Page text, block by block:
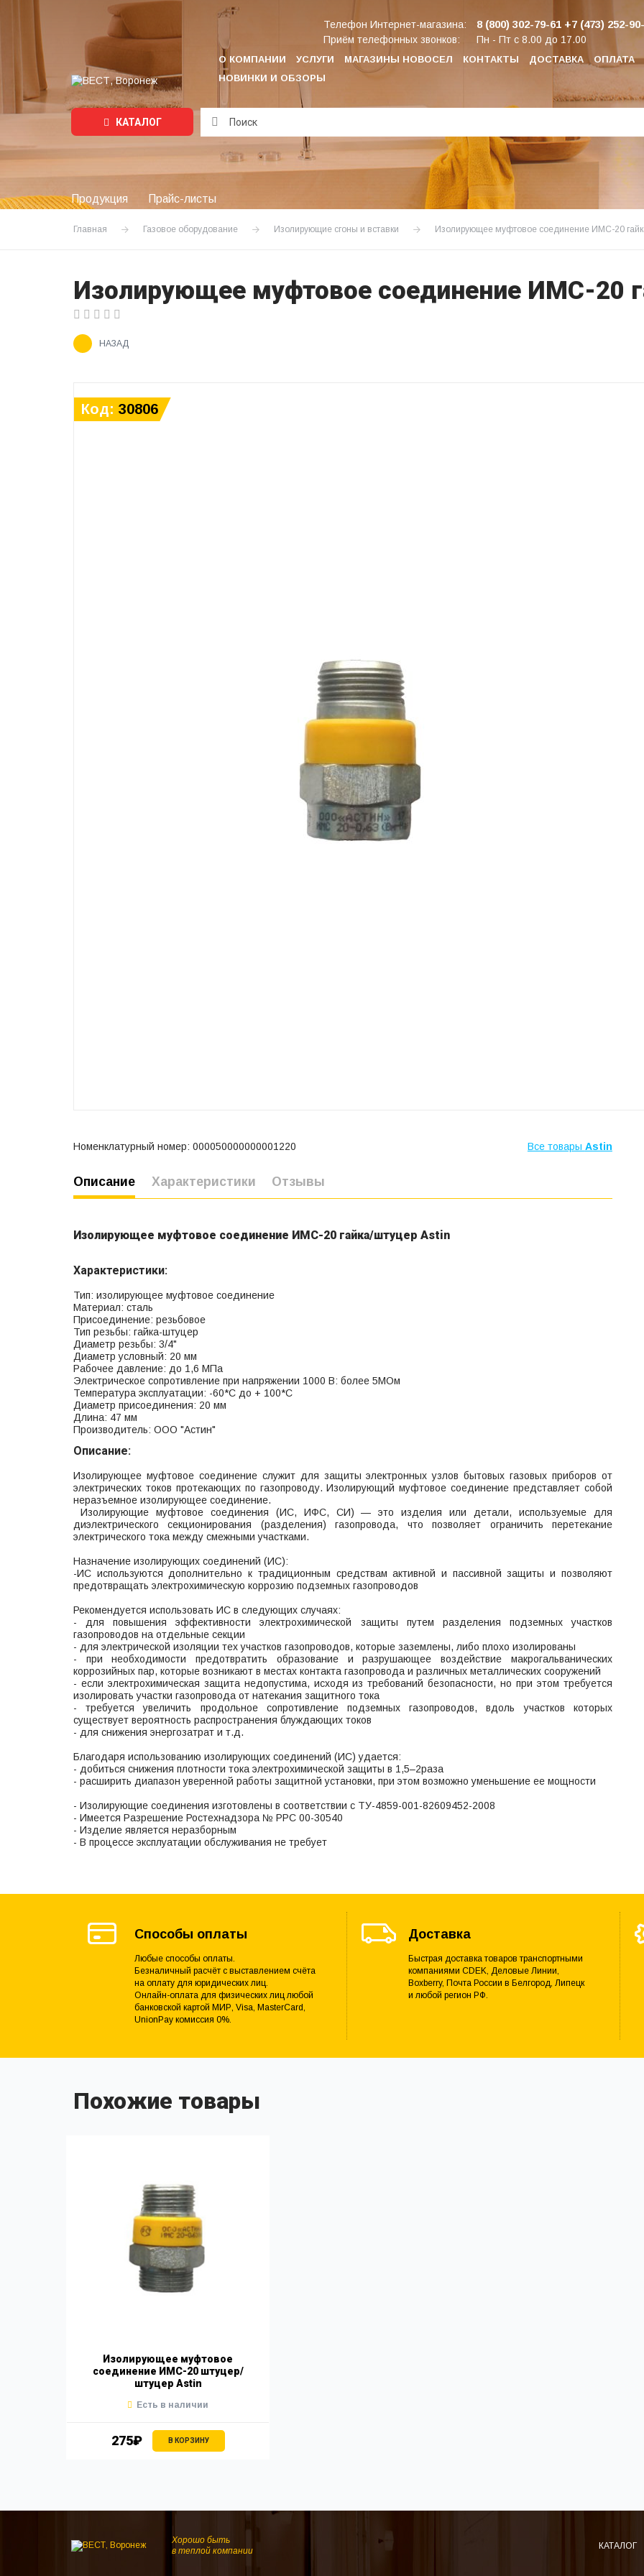
О КОМПАНИИ УСЛУГИ МАГАЗИНЫ НОВОСЕЛ КОНТАКТЫ ДОСТАВКА ОПЛАТА
НОВИНКИ И ОБЗОРЫ
Телефон Интернет-магазина: 8 (800) 302-79-61 +7 (473) 252-
Приём телефонных звонков: Пн - Пт с 8.00 до 17.00
КАТАЛОГ
Подождите...
Продукция Прайс-листы
Главная Газовое оборудование Изолирующие сгоны и вставки Изолирующее муфтовое соединение ИМС-20
Изолирующее муфтовое соединение ИМС-20
НАЗАД
Код: 30806
Номенклатурный номер: 000050000000001220 Все товары Astin
Описание Характеристики Отзывы
Изолирующее муфтовое соединение ИМС-20 гайка/штуцер Astin
Характеристики:
Тип: изолирующее муфтовое соединение
Материал: сталь
Присоединение: резьбовое
Тип резьбы: гайка-штуцер
Диаметр резьбы: 3/4"
Диаметр условный: 20 мм
Рабочее давление: до 1,6 МПа
Электрическое сопротивление при напряжении 1000 В: более 5МОм
Температура эксплуатации: -60*С до + 100*С
Диаметр присоединения: 20 мм
Длина: 47 мм
Производитель: ООО "Астин"
Описание:
Изолирующее муфтовое соединение служит для защиты электронных узлов бытовых газовых приборов от
электрических токов протекающих по газопроводу. Изолирующий муфтовое соединение представляет собой
неразъемное изолирующее соединение.
Изолирующие муфтовое соединения (ИС, ИФС, CИ) — это изделия или детали, используемые для
диэлектрического секционирования (разделения) газопровода, что позволяет ограничить перетекание
электрического тока между смежными участками.
Назначение изолирующих соединений (ИС):
-ИС используются дополнительно к традиционным средствам активной и пассивной защиты и позволяют
предотвращать электрохимическую коррозию подземных газопроводов
Рекомендуется использовать ИС в следующих случаях:
- для повышения эффективности электрохимической защиты путем разделения подземных участков
газопроводов на отдельные секции
- для электрической изоляции тех участков газопроводов, которые заземлены, либо плохо изолированы
- при необходимости предотвратить образование и разрушающее воздействие макрогальванических
коррозийных пар, которые возникают в местах контакта газопровода и различных металлических сооружений
- если электрохимическая защита недопустима, исходя из требований безопасности, но при этом требуется
изолировать участки газопровода от натекания защитного тока
- требуется увеличить продольное сопротивление подземных газопроводов, вдоль участков которых
существует вероятность распространения блуждающих токов
- для снижения энергозатрат и т.д.
Благодаря использованию изолирующих соединений (ИС) удается:
- добиться снижения плотности тока электрохимической защиты в 1,5–2раза
- расширить диапазон уверенной работы защитной установки, при этом возможно уменьшение ее мощности
- Изолирующие соединения изготовлены в соответствии с ТУ-4859-001-82609452-2008
- Имеется Разрешение Ростехнадзора № РРС 00-30540
- Изделие является неразборным
- В процессе эксплуатации обслуживания не требует
Способы оплаты
Любые способы оплаты.
Безналичный расчёт с выставлением счёта
на оплату для юридических лиц.
Онлайн-оплата для физических лиц любой
банковской картой МИР, Visa, MasterCard,
UnionPay комиссия 0%.
Доставка
Быстрая доставка товаров транспортными
компаниями CDEK, Деловые Линии,
Boxberry, Почта России в Белгород, Липецк
и любой регион РФ.
Похожие товары
Изолирующее муфтовое
соединение ИМС-20 штуцер/
штуцер Astin
275₽ В КОРЗИНУ
Есть в наличии
Хорошо быть
в теплой компании
КАТАЛОГ